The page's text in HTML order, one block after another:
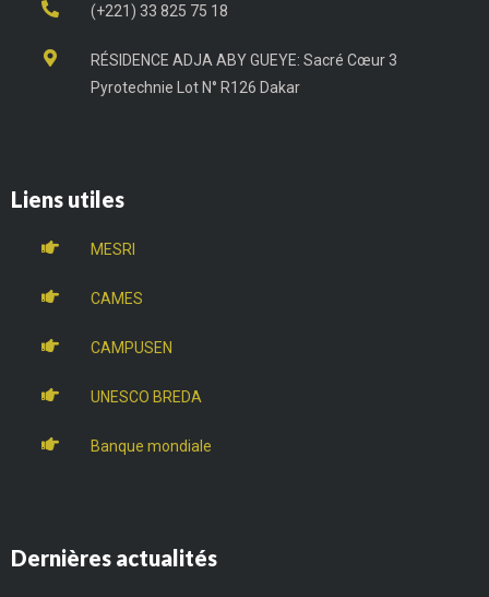
(+221) 33 825 75 18
RÉSIDENCE ADJA ABY GUEYE: Sacré Cœur 3
Pyrotechnie Lot N° R126 Dakar
Liens utiles
MESRI
CAMES
CAMPUSEN
UNESCO BREDA
Banque mondiale
Dernières actualités